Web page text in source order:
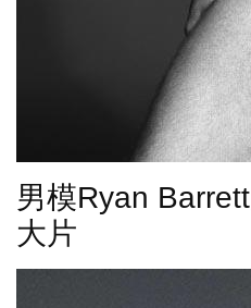
男模Ryan Barrett
大片